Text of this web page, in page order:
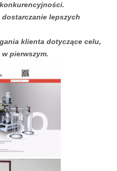
lepszych
klienta dotyczące celu,
pierwszym.